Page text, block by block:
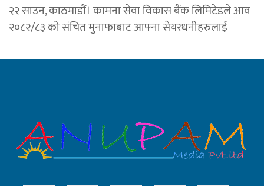
२२ साउन, काठमाडाैं। कामना सेवा विकास बैंक लिमिटेडले आव
२०८२/८३ को संचित मुनाफाबाट आफ्ना सेयरधनीहरुलाई